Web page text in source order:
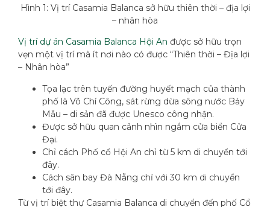
Hình 1: Vị trí Casamia Balanca sở hữu thiên thời – địa lợi
– nhân hòa
Vị trí dự án Casamia Balanca Hội An được sở hữu trọn
vẹn một vị trí mà ít nơi nào có được “Thiên thời – Địa lợi
– Nhân hòa”
Tọa lạc trên tuyến đường huyết mạch của thành
phố là Võ Chí Công, sát rừng dừa sông nước Bảy
Mẫu – di sản đã được Unesco công nhận.
Được sở hữu quan cảnh nhìn ngắm cửa biển Cửa
Đại.
Chỉ cách Phố cổ Hội An chỉ từ 5 km di chuyển tới
đây.
Cách sân bay Đà Nẵng chỉ với 30 km di chuyển
tới đây.
Từ vị trí biệt thự Casamia Balanca di chuyển đến phố Cổ